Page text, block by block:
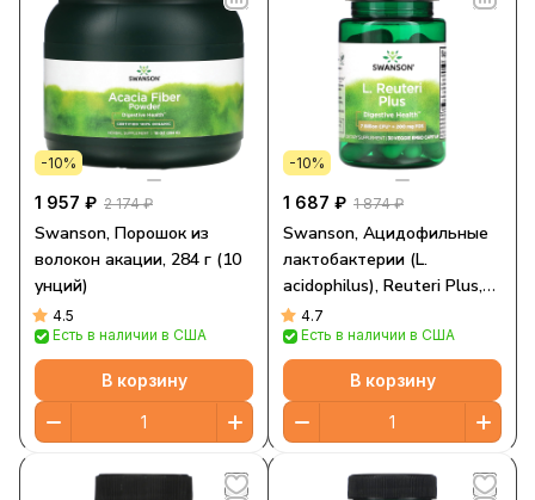
-10%
1 957 ₽ 2 174 ₽
Swanson, Порошок из
волокон акации, 284 г (10
унций)
4.5
Есть в наличии в США
В корзину
-10%
1 687 ₽ 1 874 ₽
Swanson, Ацидофильные
лактобактерии (L.
acidophilus), Reuteri Plus,
30 вегетарианских капсул
для ЭМБО
4.7
Есть в наличии в США
В корзину